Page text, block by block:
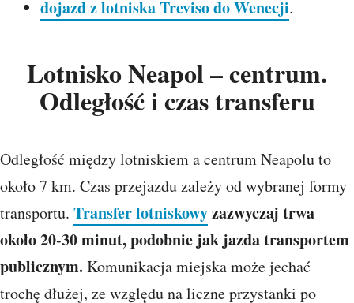
dojazd z lotniska Treviso do Wenecji.
Lotnisko Neapol – centrum.
Odległość i czas transferu
Odległość między lotniskiem a centrum Neapolu to
około 7 km. Czas przejazdu zależy od wybranej formy
transportu. Transfer lotniskowyzazwyczaj trwa
około 20-30 minut, podobnie jak jazda transportem
publicznym. Komunikacja miejska może jechać
trochę dłużej, ze względu na liczne przystanki po